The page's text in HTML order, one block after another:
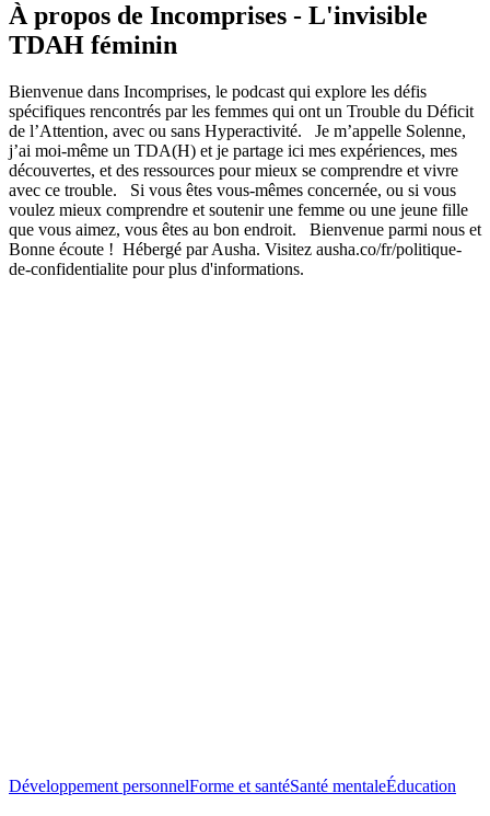
À propos de Incomprises - L'invisible
TDAH féminin
Bienvenue dans Incomprises, le podcast qui explore les défis
spécifiques rencontrés par les femmes qui ont un Trouble du Déficit
de l’Attention, avec ou sans Hyperactivité. Je m’appelle Solenne,
j’ai moi-même un TDA(H) et je partage ici mes expériences, mes
découvertes, et des ressources pour mieux se comprendre et vivre
avec ce trouble. Si vous êtes vous-mêmes concernée, ou si vous
voulez mieux comprendre et soutenir une femme ou une jeune fille
que vous aimez, vous êtes au bon endroit. Bienvenue parmi nous et
Bonne écoute ! Hébergé par Ausha. Visitez ausha.co/fr/politique-
de-confidentialite pour plus d'informations.
Développement personnelForme et santéSanté mentaleÉducation